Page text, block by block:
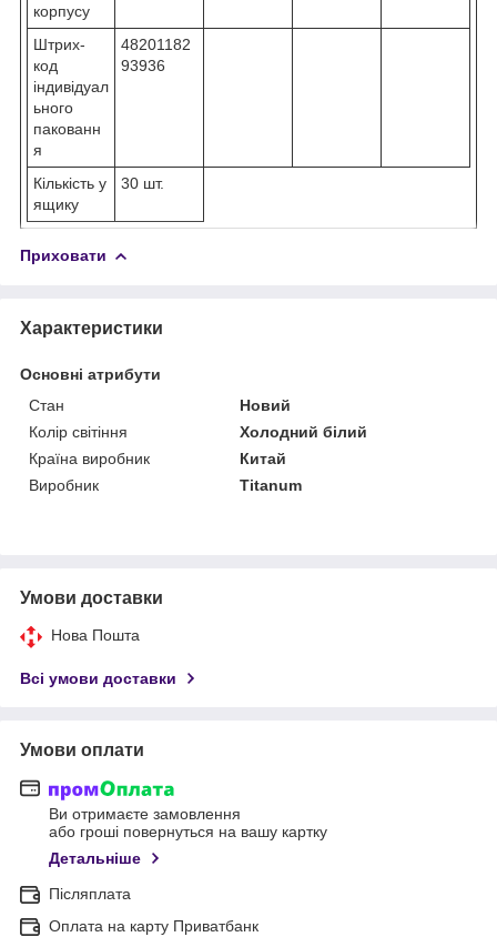
корпусу
Штрих-
код
індивідуал
ьного
пакованн
я
48201182
93936
Кількість у
ящику
30 шт.
Приховати
Характеристики
Основні атрибути
Стан
Новий
Колір світіння
Холодний білий
Країна виробник
Китай
Виробник
Titanum
Умови доставки
Нова Пошта
Всі умови доставки
Умови оплати
Ви отримаєте замовлення
або гроші повернуться на вашу картку
Детальніше
Післяплата
Оплата на карту Приватбанк